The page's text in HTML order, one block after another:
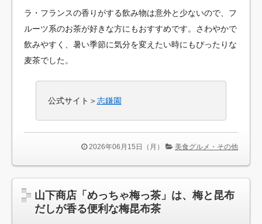
ラ・フランスの香りがする飲み物は意外と少ないので、フ
ルーツ系のお茶が好きな方にもおすすめです。さわやかで
飲みやすく、暑い季節に気分を変えたい時にもぴったりな
麦茶でした。
公式サイト＞志鎌園
2026年06月15日（月） 美食グルメ・その他
山下商店「めっちゃ梅っ茶」は、梅と昆布
だしが香る便利な梅昆布茶